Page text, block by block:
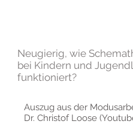
Neugierig, wie
bei Kindern und
funktioniert?
Auszug aus der
Dr. Christof Loose